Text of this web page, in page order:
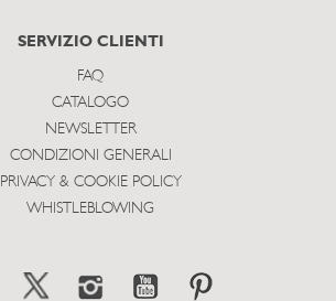
SERVIZIO CLIENTI
FAQ
CATALOGO
NEWSLETTER
CONDIZIONI GENERALI
PRIVACY & COOKIE POLICY
WHISTLEBLOWING